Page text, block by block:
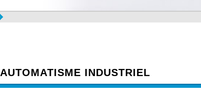
AUTOMATISME INDUSTRIEL